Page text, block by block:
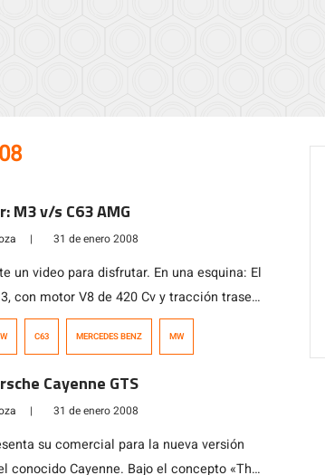
M3 v/s C63 AMG
| 31 de enero 2008
un video para disfrutar. En una esquina: El
con motor V8 de 420 Cv y tracción trasera
M. En la otra esquina: El Mercedes Benz
maquinas no […]
C63 MERCEDES BENZ MW
Cayenne GTS
| 31 de enero 2008
su comercial para la nueva versión
conocido Cayenne. Bajo el concepto «The